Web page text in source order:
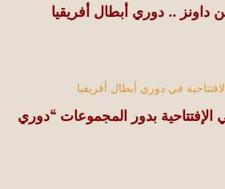
داونز .. دوري أبطال أفريقيا
الإفتتاحية بدور المجموعات “دوري